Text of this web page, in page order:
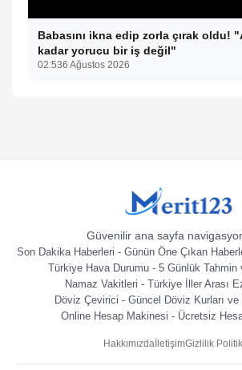
Babasını ikna edip zorla çırak oldu!
kadar yorucu bir iş değil"
02:536 Ağustos 2026
Güvenilir ana sayfa
Son Dakika Haberleri - Günün Öne Çıkan
Türkiye Hava Durumu - 5 Günlük Tahmin
Namaz Vakitleri - Türkiye İller Arası
Döviz Çevirici - Güncel Döviz Kurları
Online Hesap Makinesi - Ücretsiz
Hakkımızda İletişimGizlilik